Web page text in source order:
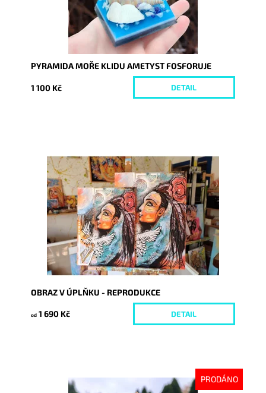
PYRAMIDA MOŘE KLIDU AMETYST FOSFORUJE
1 100 Kč DETAIL
Dostupnost:
Skladem
Kód:
7237/30
OBRAZ V ÚPLŇKU - REPRODUKCE
od 1 690 Kč DETAIL
PRODÁNO